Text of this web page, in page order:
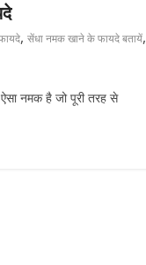
, सेंधा नमक खाने के फायदे बतायें,
नमक है जो पूरी तरह से